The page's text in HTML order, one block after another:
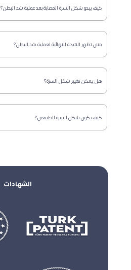
كيف يبدو شكل السرة المصابة بعد عملية شد البطن؟
متى تظهر النتيجة النهائية لعملية شد البطن؟
هل يمكن تغيير شكل السرة؟
كيف يكون شكل السرة الطبيعي؟
الشهادات